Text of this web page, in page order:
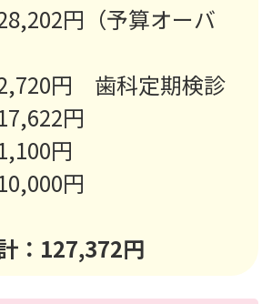
円（予算オーバ
円 歯科定期検診
円
円
円
：127,372円